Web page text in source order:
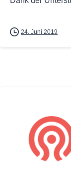
24. Juni 2019